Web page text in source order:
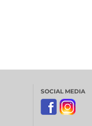
SOCIAL MEDIA